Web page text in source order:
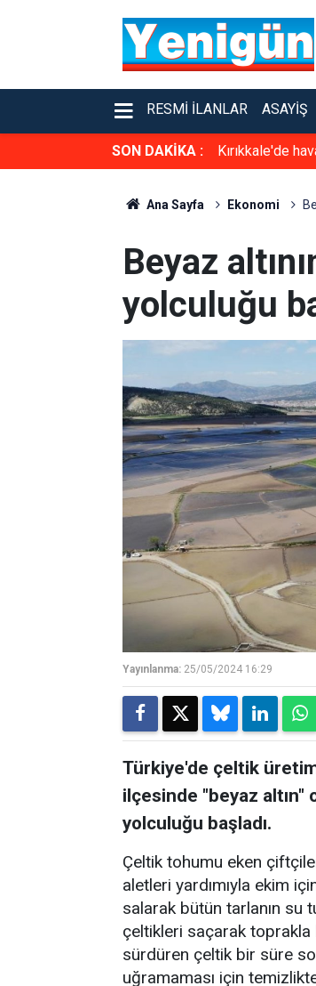
RESMI İLANLAR ASAYIŞ
SON DAKİKA : Kırıkkale'de
Ana Sayfa Ekonomi
Beyaz
yolculuğu
Yayınlanma: 25/05/2024 16:29
Türkiye'de çeltik
ilçesinde "beyaz altın"
yolculuğu başladı.
Çeltik tohumu eken
aletleri yardımıyla ekim
salarak bütün tarlanın su
çeltikleri saçarak toprakla
sürdüren çeltik bir süre
uğramaması için